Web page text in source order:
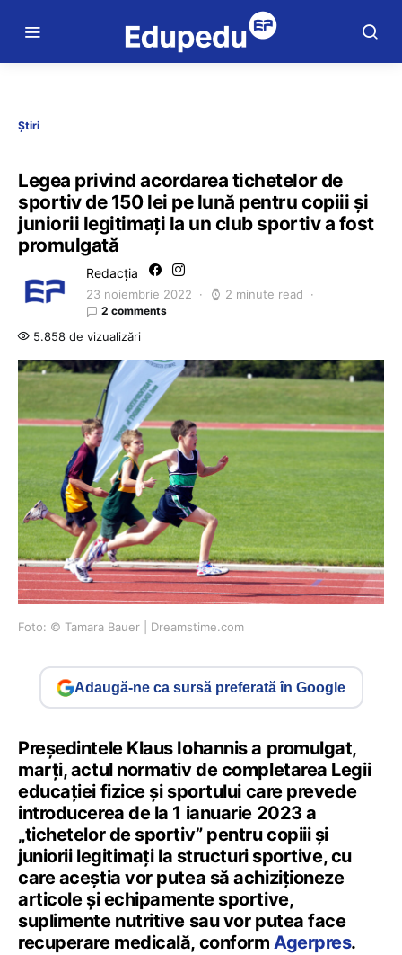
Știri
Legea privind acordarea tichetelor de
sportiv de 150 lei pe lună pentru copiii şi
juniorii legitimaţi la un club sportiv a fost
promulgată
Redacția
23 noiembrie 2022 2 minute read
2 comments
5.858 de vizualizări
Foto: © Tamara Bauer | Dreamstime.com
Adaugă-ne ca sursă preferată în Google
Preşedintele Klaus Iohannis a promulgat,
marţi, actul normativ de completarea Legii
educaţiei fizice şi sportului care prevede
introducerea de la 1 ianuarie 2023 a
„tichetelor de sportiv” pentru copiii şi
juniorii legitimaţi la structuri sportive, cu
care aceştia vor putea să achiziţioneze
articole şi echipamente sportive,
suplimente nutritive sau vor putea face
recuperare medicală, conform Agerpres.